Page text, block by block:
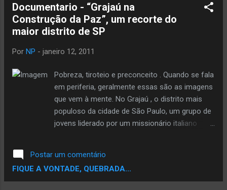
produção Veja Bem Melhor Sobre o Este
Documentario no Rapevolusom.com
Documentario - “Grajaú na
Construção da Paz”, um recorte do
maior distrito de SP
Por NP - janeiro 12, 2011
Pobreza, tiroteio e preconceito . Quando se fala
em periferia, geralmente essas são as imagens
que vem à mente. No Grajaú , o distrito mais
populoso da cidade de São Paulo, um grupo de
jovens liderado por um missionário italiano
e destruiam vidas de muitos moradores. Assim,
nasceu o “ Evento pela Paz ” no ano 2000. A
proposta é simples: ocupar os espaços
Postar um comentário
FIQUE A VONTADE, QUEBRADA...